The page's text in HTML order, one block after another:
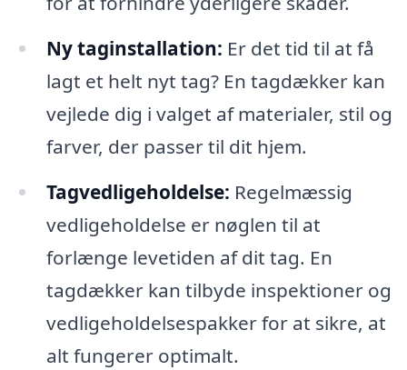
Ny taginstallation: Er det tid til at få
lagt et helt nyt tag? En tagdækker kan
vejlede dig i valget af materialer, stil og
farver, der passer til dit hjem.
Tagvedligeholdelse: Regelmæssig
vedligeholdelse er nøglen til at
forlænge levetiden af dit tag. En
tagdækker kan tilbyde inspektioner og
vedligeholdelsespakker for at sikre, at
alt fungerer optimalt.